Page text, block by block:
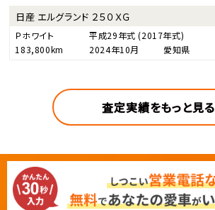
日産 エルグランド ２５０ＸＧ
Ｐホワイト 平成29年式(2017年式)
183,800km
2024年10月 愛知県
査定実績をもっと見る